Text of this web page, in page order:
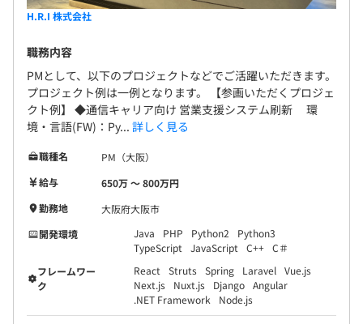
H.R.I 株式会社
職務内容
PMとして、以下のプロジェクトなどでご活躍いただきます。
プロジェクト例は一例となります。 【参画いただくプロジェ
クト例】 ◆通信キャリア向け 営業支援システム刷新 環
境・言語(FW)：Py... 詳しく見る
職種名
PM（大阪）
給与
650万 〜 800万円
勤務地
大阪府大阪市
開発環境
Java PHP Python2
Python3
TypeScript
JavaScript C++ C＃
フレームワー
ク
React Struts Spring Laravel Vue.js
Next.js
Nuxt.js Django Angular
.NET Framework
Node.js